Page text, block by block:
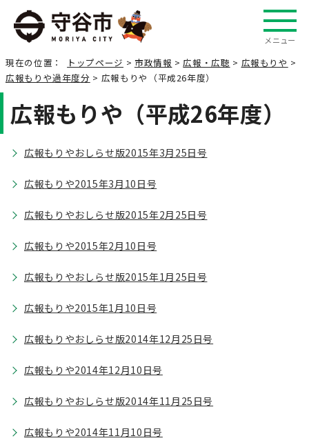
メニュー
現在の位置： トップページ > 市政情報 >広報・広聴 > 広報もりや >
広報もりや過年度分 > 広報もりや（平成26年度）
広報もりや（平成26年度）
広報もりやおしらせ版2015年3月25日号
広報もりや2015年3月10日号
広報もりやおしらせ版2015年2月25日号
広報もりや2015年2月10日号
広報もりやおしらせ版2015年1月25日号
広報もりや2015年1月10日号
広報もりやおしらせ版2014年12月25日号
広報もりや2014年12月10日号
広報もりやおしらせ版2014年11月25日号
広報もりや2014年11月10日号